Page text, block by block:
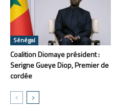
Sénégal
Coalition Diomaye président :
Serigne Gueye Diop, Premier de
cordée